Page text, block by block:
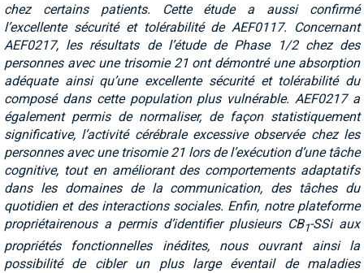
chez certains patients. Cette étude a aussi confirmé
l’excellente sécurité et tolérabilité de AEF0117. Concernant
AEF0217, les résultats de l’étude de Phase 1/2 chez des
personnes avec une trisomie 21 ont démontré une absorption
adéquate ainsi qu’une excellente sécurité et tolérabilité du
composé dans cette population plus vulnérable. AEF0217 a
également permis de normaliser, de façon statistiquement
significative, l’activité cérébrale excessive observée chez les
personnes avec une trisomie 21 lors de l’exécution d’une tâche
cognitive, tout en améliorant des comportements adaptatifs
dans les domaines de la communication, des tâches du
quotidien et des interactions sociales. Enfin, notre plateforme
propriétairenous a permis d’identifier plusieurs CB 1-SSi aux
propriétés fonctionnelles inédites, nous ouvrant ainsi la
possibilité de cibler un plus large éventail de maladies